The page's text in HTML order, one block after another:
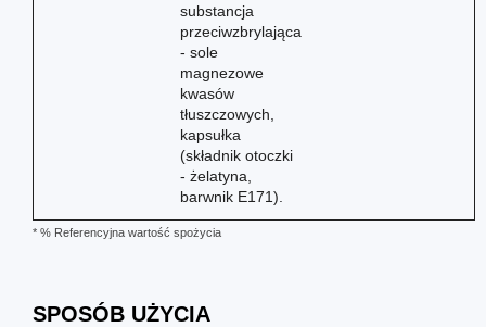
substancja
przeciwzbrylająca
- sole
magnezowe
kwasów
tłuszczowych,
kapsułka
(składnik otoczki
- żelatyna,
barwnik E171).
* % Referencyjna wartość spożycia
SPOSÓB UŻYCIA